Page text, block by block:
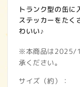
トランク型の缶に
ステッカーをたく
わいい♪
※本商品は2025/
承ください。
サイズ（約）：